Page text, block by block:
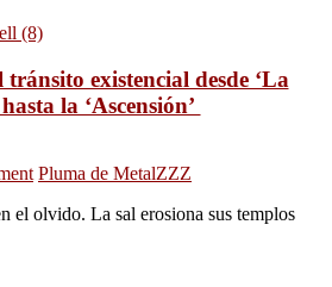
existencial desde ‘La
la ‘Ascensión’
Pluma de MetalZZZ
el olvido. La sal erosiona sus templos